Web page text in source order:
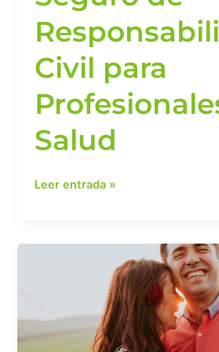
Civil para
Salud
Leer entrada »